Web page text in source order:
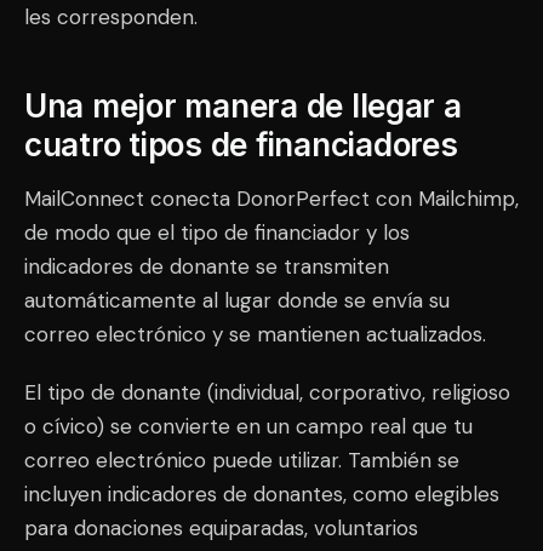
les corresponden.
Una mejor manera de llegar a
cuatro tipos de financiadores
MailConnect conecta DonorPerfect con Mailchimp,
de modo que el tipo de financiador y los
indicadores de donante se transmiten
automáticamente al lugar donde se envía su
correo electrónico y se mantienen actualizados.
El tipo de donante (individual, corporativo, religioso
o cívico) se convierte en un campo real que tu
correo electrónico puede utilizar. También se
incluyen indicadores de donantes, como elegibles
para donaciones equiparadas, voluntarios